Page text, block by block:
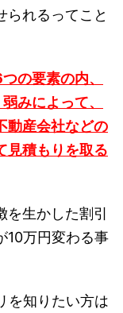
られるってこと
の要素の内、
みによって、
動産会社などの
見積もりを取る
生かした割引
10万円変わる事
を知りたい方は